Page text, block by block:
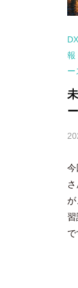
DX
報
ー
今